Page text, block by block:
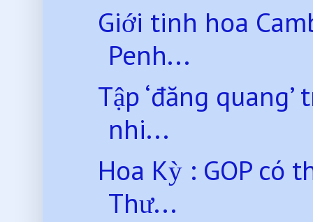
Giới tinh hoa
Penh...
Tập ‘đăng
nhi...
Hoa Kỳ : GOP có
Thư...